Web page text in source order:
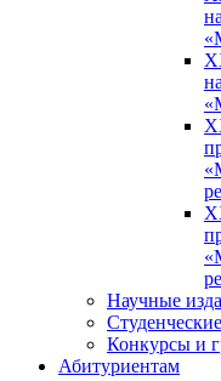
Научные
Конкурсы и
Абитуриентам